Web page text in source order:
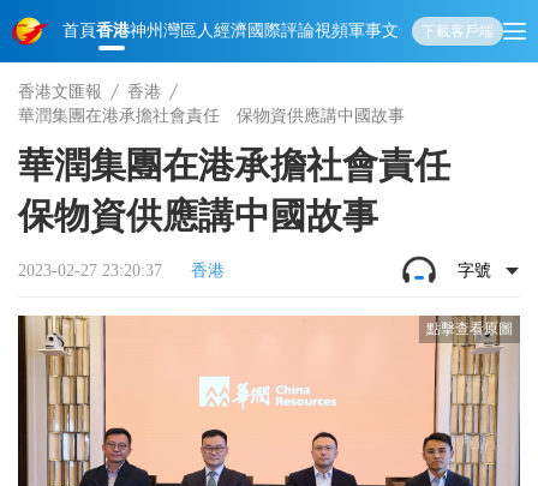
首頁香港神州 灣區人經濟國際評論視頻軍事文化 娛樂生活教育體
下載客戶端
香港文匯報
香港
華潤集團在港承擔社會責任 保物資供應講中國故事
華潤集團在港承擔社會責任
保物資供應講中國故事
2023-02-27 23:20:37 香港 字號